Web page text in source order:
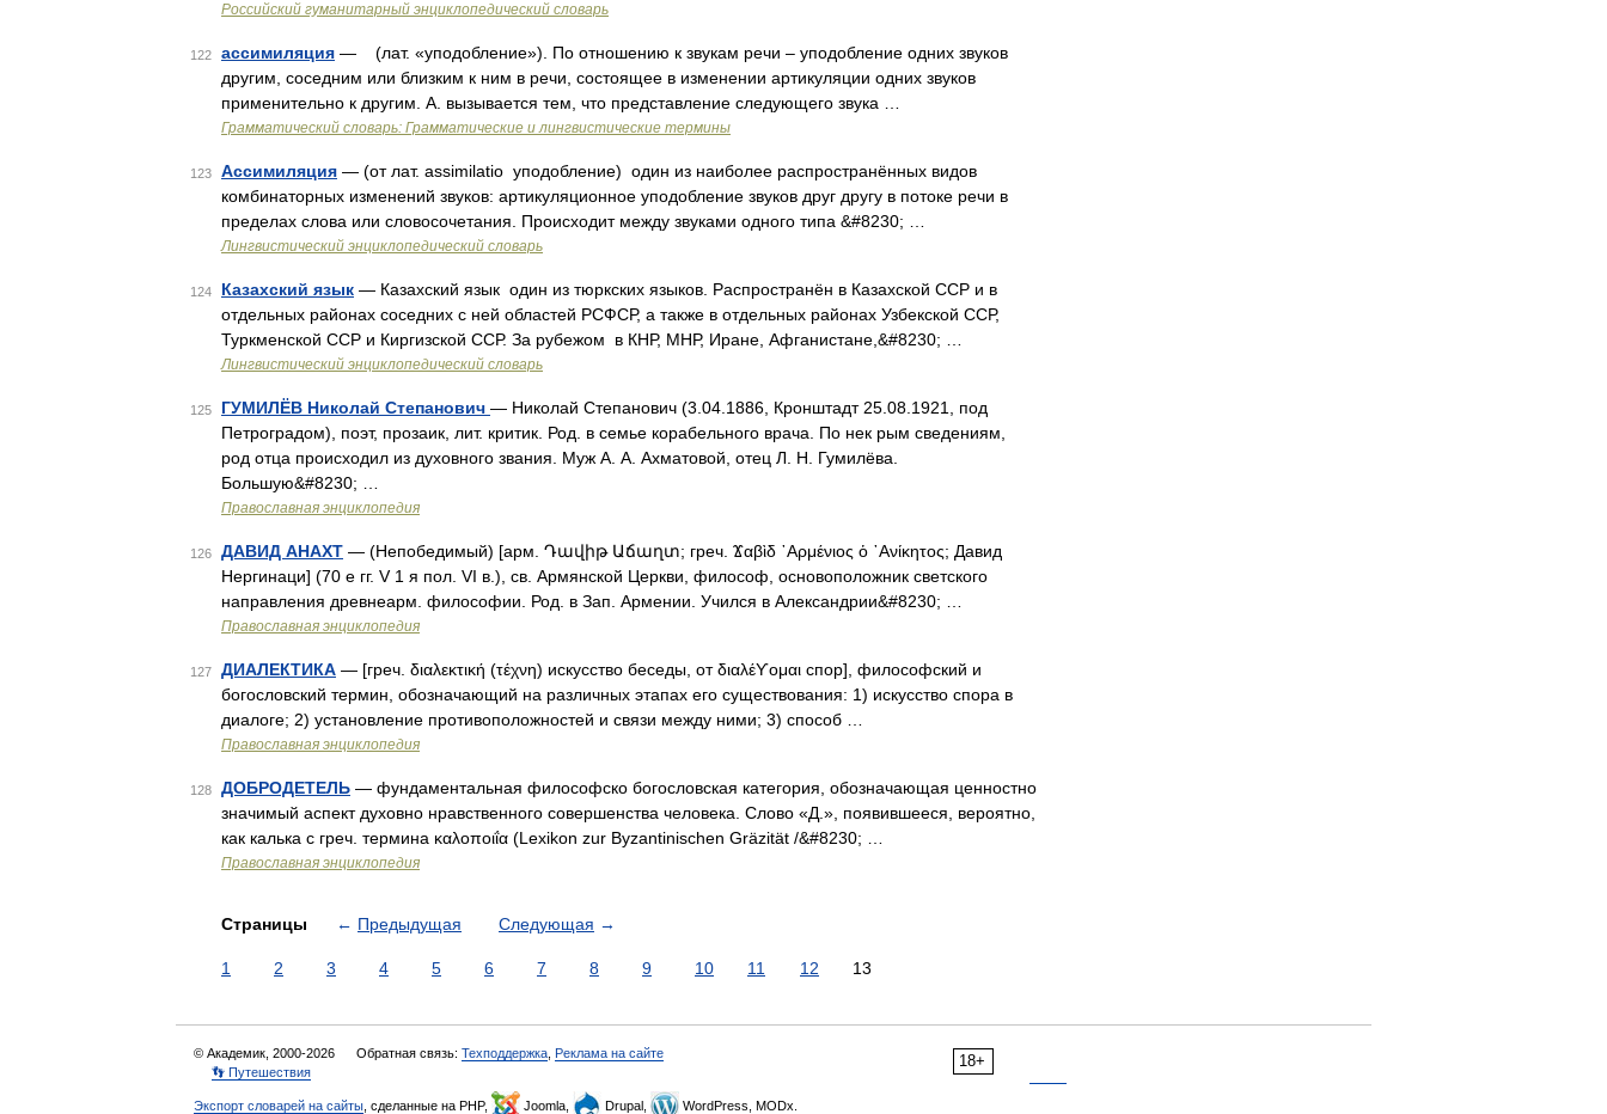
Российский гуманитарный энциклопедический словарь
122 ассимиляция — (лат. «уподобление»). По отношению к звукам речи – уподобление одних звуков
другим, соседним или близким к ним в речи, состоящее в изменении артикуляции одних звуков
применительно к другим. А. вызывается тем, что представление следующего звука …
Грамматический словарь: Грамматические и лингвистические термины
123 Ассимиляция — (от лат. assimilatio уподобление) один из наиболее распространённых видов
комбинаторных изменений звуков: артикуляционное уподобление звуков друг другу в потоке речи в
пределах слова или словосочетания. Происходит между звуками одного типа &#8230; …
Лингвистический энциклопедический словарь
124 Казахский язык — Казахский язык один из тюркских языков. Распространён в Казахской ССР и в
отдельных районах соседних с ней областей РСФСР, а также в отдельных районах Узбекской ССР,
Туркменской ССР и Киргизской ССР. За рубежом в КНР, МНР, Иране, Афганистане,&#8230; …
Лингвистический энциклопедический словарь
125 ГУМИЛЁВ Николай Степанович — Николай Степанович (3.04.1886, Кронштадт 25.08.1921, под
Петроградом), поэт, прозаик, лит. критик. Род. в семье корабельного врача. По нек рым сведениям,
род отца происходил из духовного звания. Муж А. А. Ахматовой, отец Л. Н. Гумилёва.
Большую&#8230; …
Православная энциклопедия
126 ДАВИД АНАХТ — (Непобедимый) [арм. Դավիթ Աճաղտ; греч. Ϫαβὶδ ᾿Αρμένιος ὁ ᾿Ανίκητος; Давид
Нергинаци] (70 е гг. V 1 я пол. VI в.), св. Армянской Церкви, философ, основоположник светского
направления древнеарм. философии. Род. в Зап. Армении. Учился в Александрии&#8230; …
Православная энциклопедия
127 ДИАЛЕКТИКА — [греч. διαλεκτική (τέχνη) искусство беседы, от διαλέϒομαι спор], философский и
богословский термин, обозначающий на различных этапах его существования: 1) искусство спора в
диалоге; 2) установление противоположностей и связи между ними; 3) способ …
Православная энциклопедия
128 ДОБРОДЕТЕЛЬ — фундаментальная философско богословская категория, обозначающая ценностно
значимый аспект духовно нравственного совершенства человека. Слово «Д.», появившееся, вероятно,
как калька с греч. термина καλοποιΐα (Lexikon zur Byzantinischen Gräzität /&#8230; …
Православная энциклопедия
Страницы ← Предыдущая Следующая →
1 2 3 4 5 6 7 8 9 10 11 12 13
18+
© Академик, 2000-2026 Обратная связь: Техподдержка Реклама на сайте
👣 Путешествия
Экспорт словарей на сайты , сделанные на PHP, Joomla, Drupal, WordPress, MODx.